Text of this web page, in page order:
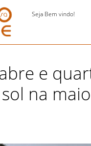
Seja Bem vindo!
e
na